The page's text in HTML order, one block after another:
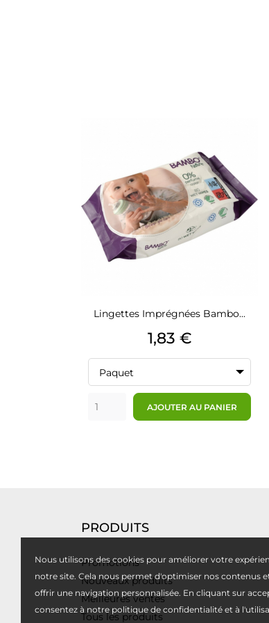
Nous utilisons des cookies pour améliorer votre
notre site. Cela nous permet d'optimiser nos contenus
offrir une navigation personnalisée. En cliquant sur
consentez à notre politique de confidentialité et à
Lingettes Imprégnées Bambo...
Prix
1,83 €
Paquet
AJOUTER AU PANIER
PRODUITS
Promotions
Nouveaux produits
Meilleures ventes
Tous les produits